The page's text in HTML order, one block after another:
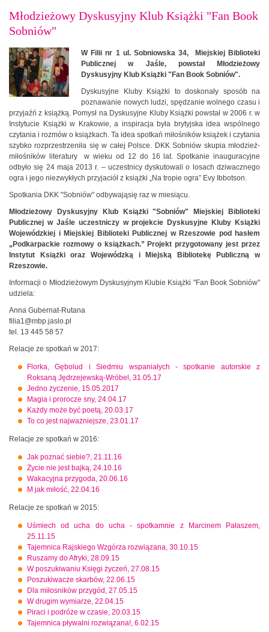
Młodzieżowy Dyskusyjny Klub Książki "Fan Book
Sobniów"
W Filii nr 1 ul. Sobniowska 34, Miejskiej Biblioteki
Publicznej w Jaśle, powstał Młodzieżowy
Dyskusyjny Klub Książki "Fan Book Sobniów".
Dyskusyjne Kluby Książki to doskonały sposób na
poznawanie nowych ludzi, spędzanie wolnego czasu i
przyjaźń z książką. Pomysł na Dyskusyjne Kluby Książki powstał w 2006 r. w
Instytucie Książki w Krakowie, a inspiracja była brytyjska idea wspólnego
czytania i rozmów o książkach. Ta idea spotkań miłośników książek i czytania
szybko rozprzestrzeniła się w całej Polsce. DKK Sobniów skupia młodzież-
miłośników literatury w wieku od 12 do 16 lat. Spotkanie inauguracyjne
odbyło się 24 maja 2013 r. – uczestnicy dyskutowali o losach dziwacznego
ogra i jego niezwykłych przyjaciół z książki „Na tropie ogra” Evy Ibbotson.
Spotkania DKK "Sobniów" odbywająsię raz w miesiącu.
Młodzieżowy Dyskusyjny Klub Książki "Sobniów" Miejskiej Biblioteki
Publicznej w Jaśle uczestniczy w projekcie Dyskusyjne Kluby Książki
Wojewódzkiej i Miejskiej Biblioteki Publicznej w Rzeszowie pod hasłem
„Podkarpackie rozmowy o książkach.” Projekt przygotowany jest przez
Instytut Książki oraz Wojewódzką i Miejską Bibliotekę Publiczną w
Rzeszowie.
Informacji o Młodzieżowym Dyskusyjnym Klubie Książki "Fan Book Sobniów"
udziela:
Anna Gubernat-Rutana
filia1@mbp.jaslo.pl
tel. 13 445 58 57
Relacje ze spotkań w 2017:
Florka, Gębolud i Siedmiu wspaniałych - spotkanie autorskie z
Roksaną Jędrzejewską-Wróbel, 31.05.17
Jedno życzenie, 15.05.2017
Magia i prorocze sny, 24.04.17
Każdy może być poetą, 20.03.17
To co jest najważniejsze, 23.01.17
Relacje ze spotkań w 2016:
Jak poznać siebie?, 21.11.16
Życie nie jest bajką, 24.10.16
Wakacyjna przygoda, 20.06.16
M jak miłość, 22.04.16
Relacje ze spotkań w 2015:
Uśmiech od ucha do ucha - spotkamnie z Marcinem Pałaszem,
25.11.15
Tajemnica Rajskiego Wzgórza rozwiązana, 30.10.15
Ruszamy do Afryki, 28.09.15
W poszukiwaniu Księgi życzeń, 27.08.15
Poszukiwacze skarbów, 22.06.15
Dla miłosników przygód, 27.05.15
W drugim wymiarze, 22.04.15
Piraci i podróże w czasie, 20.03.15
Tajemnica pływalni rozwiązana!, 6.02.15